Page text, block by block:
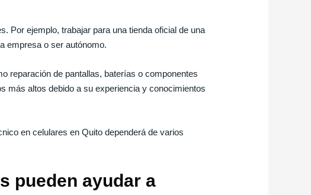
Por ejemplo, trabajar para una tienda oficial de una
empresa o ser autónomo.
reparación de pantallas, baterías o componentes
más altos debido a su experiencia y conocimientos
en celulares en Quito dependerá de varios
pueden ayudar a